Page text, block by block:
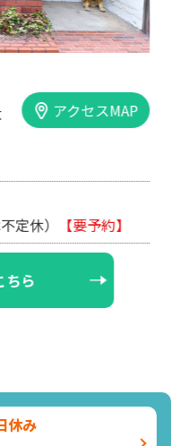
アクセスMAP
定休） 【要予約】
ちら
休み